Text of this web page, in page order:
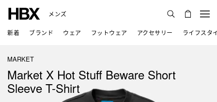
メンズ
新着 ブランド ウェア フットウェア アクセサリー ライフスタ
MARKET
Market X Hot Stuff Beware Short
Sleeve T-Shirt